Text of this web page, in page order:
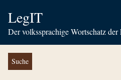
LegIT
Der volkssprachige Wortschatz der
Suche